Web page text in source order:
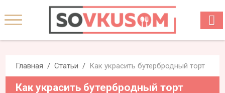
Главная Статьи Как украсить бутербродный торт
Как украсить бутербродный торт